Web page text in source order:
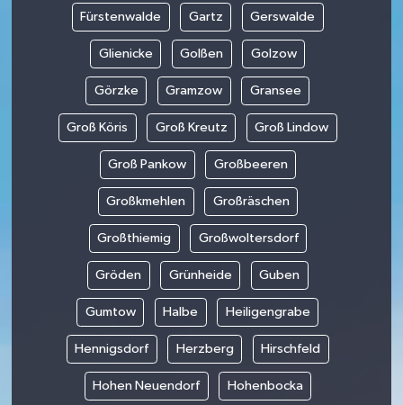
Fürstenwalde Gartz Gerswalde
Glienicke Golßen Golzow
Görzke Gramzow Gransee
Groß Köris Groß Kreutz Groß Lindow
Groß Pankow Großbeeren
Großkmehlen Großräschen
Großthiemig Großwoltersdorf
Gröden Grünheide Guben
Gumtow Halbe Heiligengrabe
Hennigsdorf Herzberg Hirschfeld
Hohen Neuendorf Hohenbocka